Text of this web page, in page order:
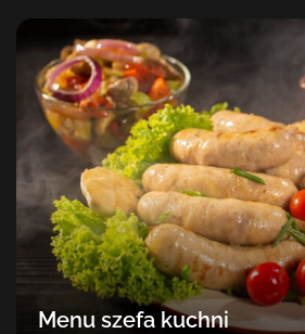
Menu szefa kuchni